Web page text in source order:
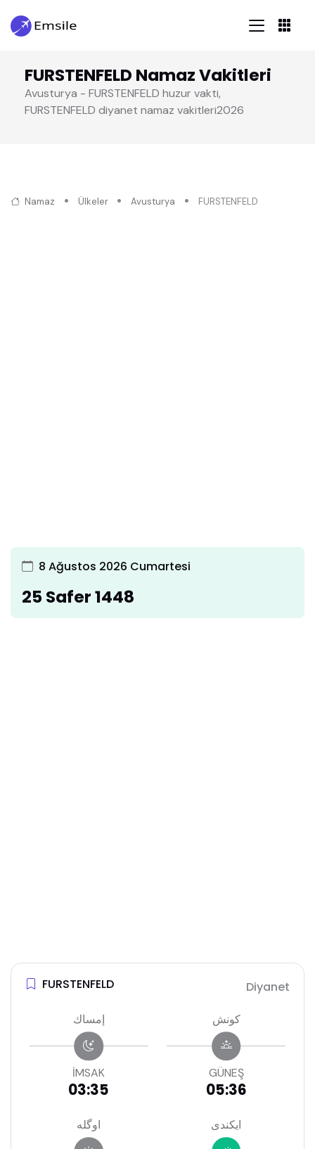
FURSTENFELD Namaz Vakitleri
Avusturya - FURSTENFELD huzur vakti,
FURSTENFELD diyanet namaz vakitleri2026
Namaz Ülkeler Avusturya FURSTENFELD
8 Ağustos 2026 Cumartesi
25 Safer 1448
FURSTENFELD Diyanet
إمساك
İMSAK
03:35
كونش
GÜNEŞ
05:36
اوگله ايكندى